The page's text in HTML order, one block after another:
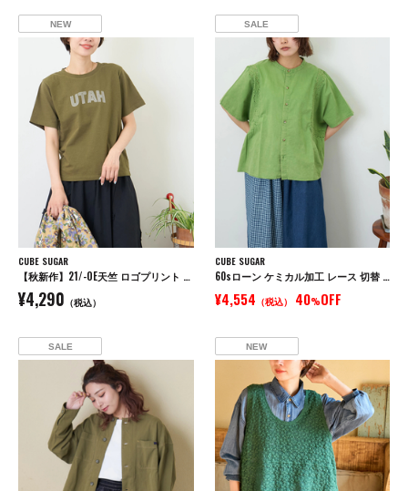
NEW
CUBE SUGAR
【秋新作】21/-OE天竺 ロゴプリント ジャストサイズ Tシャツ
¥4,290 （税込）
SALE
CUBE SUGAR
60sローン ケミカル加工 レース 切替 ドルマン シャツ
¥4,554 （税込） 40%OFF
SALE NEW